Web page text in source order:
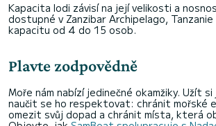
Kapacita lodi závisí na její velikosti a
dostupné v Zanzibar Archipelago, Tanzanie
kapacitu od 4 do 15 osob.
Plavte zodpovědně
Moře nám nabízí jedinečné okamžiky. Užít
naučit se ho respektovat: chránit mořské
omezit svůj dopad a chránit místa, která